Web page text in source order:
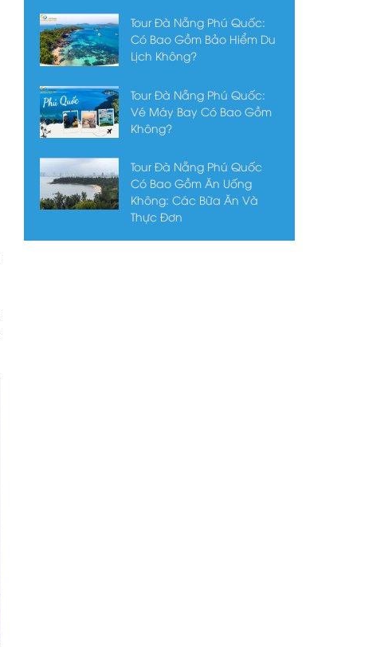
Tour Đà Nẵng Phú Quốc:
Có Bao Gồm Bảo Hiểm Du
Lịch Không?
Tour Đà Nẵng Phú Quốc:
Vé Máy Bay Có Bao Gồm
Không?
Tour Đà Nẵng Phú Quốc
Có Bao Gồm Ăn Uống
Không: Các Bữa Ăn Và
Thực Đơn